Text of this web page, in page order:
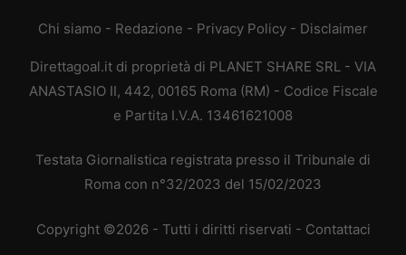
Chi siamo - Redazione - Privacy Policy - Disclaimer
Direttagoal.it di proprietà di PLANET SHARE SRL - VIA
ANASTASIO II, 442, 00165 Roma (RM) - Codice Fiscale
e Partita I.V.A. 13461621008
Testata Giornalistica registrata presso il Tribunale di
Roma con n°32/2023 del 15/02/2023
Copyright ©2026 - Tutti i diritti riservati - Contattaci